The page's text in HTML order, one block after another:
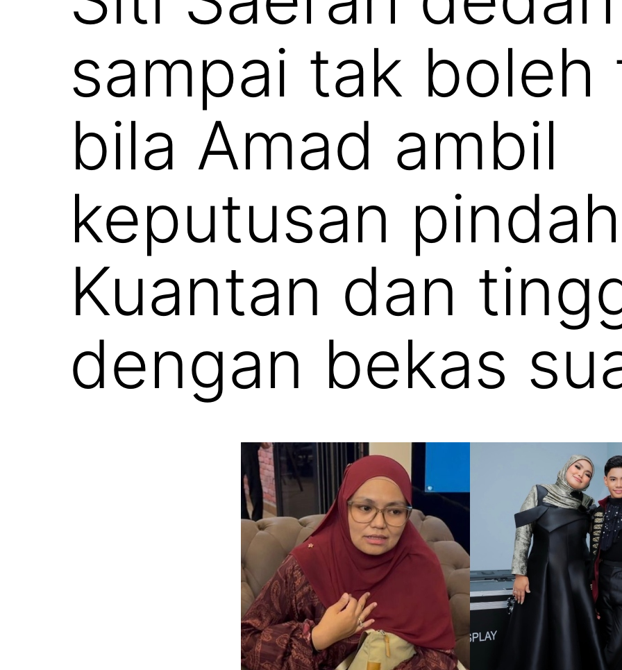
sampai tak boleh
bila Amad ambil
keputusan
Kuantan dan
dengan bekas